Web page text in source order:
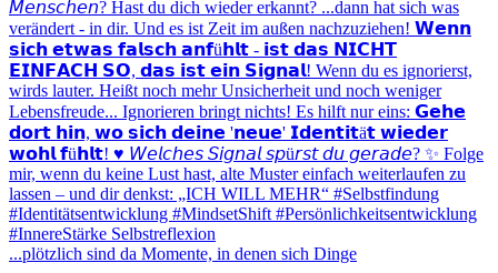
...plötzlich sind da Momente, in denen sich Dinge